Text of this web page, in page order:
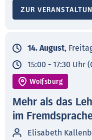
ZUR
14. August,
15:00 - 17:30 Uhr
Wolfsburg
Mehr als das
im
Elisabeth